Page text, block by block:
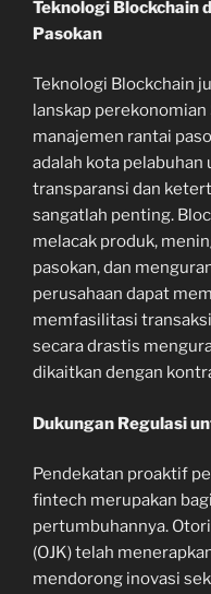
Teknologi Blockchain
Pasokan
Teknologi Blockchain
lanskap perekonomian
manajemen rantai
adalah kota pelabuhan
transparansi dan
sangatlah penting.
melacak produk,
pasokan, dan
perusahaan dapat
memfasilitasi
secara drastis
dikaitkan dengan
Dukungan Regulasi
Pendekatan proaktif
fintech merupakan
pertumbuhannya.
(OJK) telah
mendorong inovasi